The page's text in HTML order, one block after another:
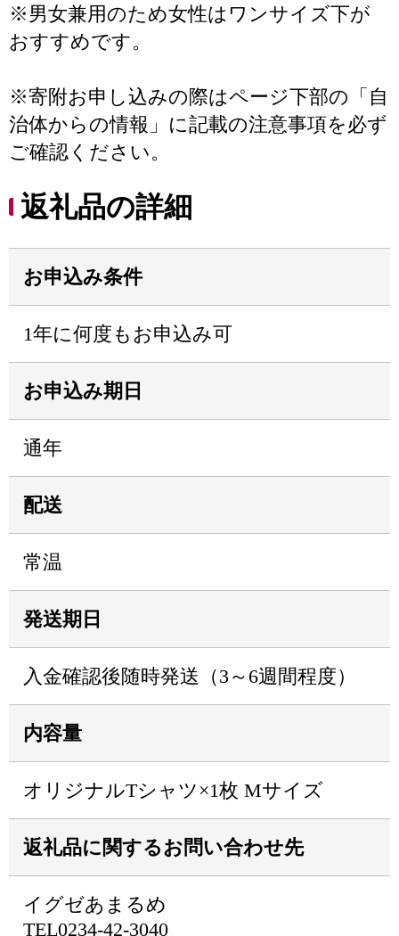
※男女兼用のため女性はワンサイズ下が
おすすめです。
※寄附お申し込みの際はページ下部の「自
治体からの情報」に記載の注意事項を必ず
ご確認ください。
返礼品の詳細
お申込み条件
1年に何度もお申込み可
お申込み期日
通年
配送
常温
発送期日
入金確認後随時発送（3～6週間程度）
内容量
オリジナルTシャツ×1枚 Mサイズ
返礼品に関するお問い合わせ先
イグゼあまるめ
TEL0234-42-3040